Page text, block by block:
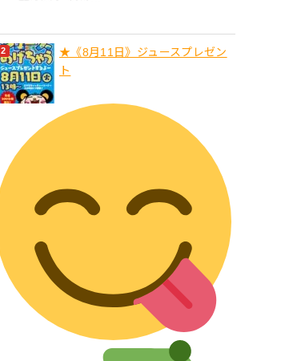
★《8月11日》ジュースプレゼン
ト